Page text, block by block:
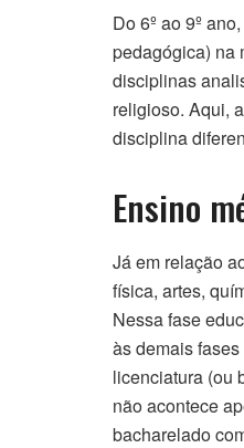
Do 6º ao 9º
pedagógica) na
disciplinas
religioso. Aqui,
disciplina
Ensino
Já em relação
física, artes,
Nessa fase
às demais
licenciatura (ou
não acontece
bacharelado